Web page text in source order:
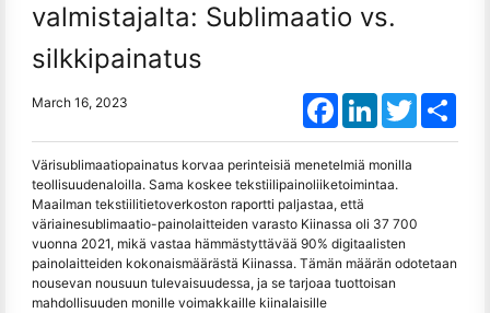
valmistajalta: Sublimaatio vs.
silkkipainatus
March 16, 2023 FacebookLinkedInTwitter
Värisublimaatiopainatus korvaa perinteisiä menetelmiä monilla
teollisuudenaloilla. Sama koskee tekstiilipainoliiketoimintaa.
Maailman tekstiilitietoverkoston raportti paljastaa, että
väriainesublimaatio-painolaitteiden varasto Kiinassa oli 37 700
vuonna 2021, mikä vastaa hämmästyttävää 90% digitaalisten
painolaitteiden kokonaismäärästä Kiinassa. Tämän määrän odotetaan
nousevan nousuun tulevaisuudessa, ja se tarjoaa tuottoisan
mahdollisuuden monille voimakkaille kiinalaisille